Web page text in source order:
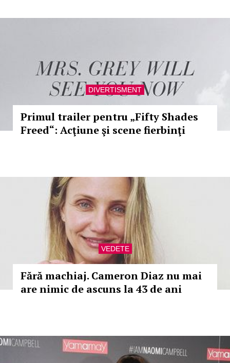
DIVERTISMENT
Primul trailer pentru „Fifty Shades
Freed“: Acţiune şi scene fierbinţi
VEDETE
Fără machiaj. Cameron Diaz nu mai
are nimic de ascuns la 43 de ani